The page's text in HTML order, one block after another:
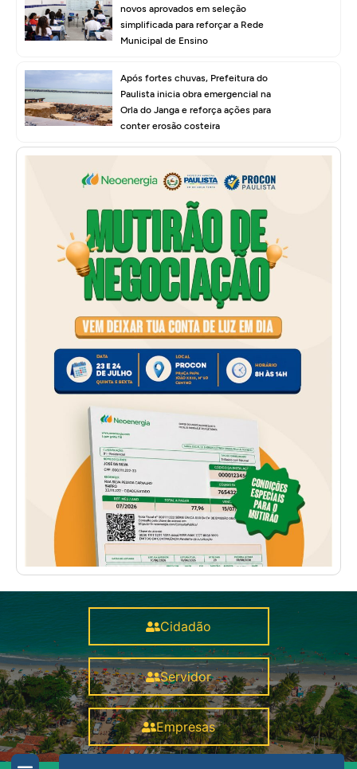
novos aprovados em seleção
simplificada para reforçar a Rede
Municipal de Ensino
Após fortes chuvas, Prefeitura do
Paulista inicia obra emergencial na
Orla do Janga e reforça ações para
conter erosão costeira
Cidadão
Servidor
Empresas